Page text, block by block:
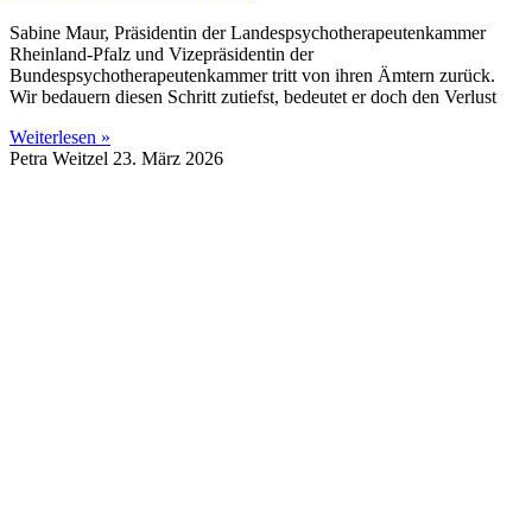
Sabine Maur, Präsidentin der Landespsychotherapeutenkammer
Rheinland-Pfalz und Vizepräsidentin der
Bundespsychotherapeutenkammer tritt von ihren Ämtern zurück.
Wir bedauern diesen Schritt zutiefst, bedeutet er doch den Verlust
Weiterlesen »
Petra Weitzel 23. März 2026